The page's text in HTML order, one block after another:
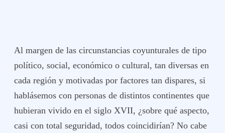
Al margen de las circunstancias coyunturales de tipo
político, social, económico o cultural, tan diversas en
cada región y motivadas por factores tan dispares, si
hablásemos con personas de distintos continentes que
hubieran vivido en el siglo XVII, ¿sobre qué aspecto,
casi con total seguridad, todos coincidirían? No cabe